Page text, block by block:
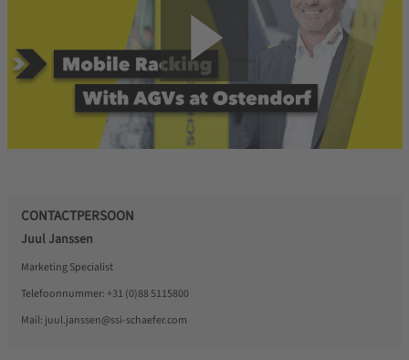
CONTACTPERSOON
Juul Janssen
Marketing Specialist
Telefoonnummer: +31 (0)88 5115800
Mail: juul.janssen@ssi-schaefer.com